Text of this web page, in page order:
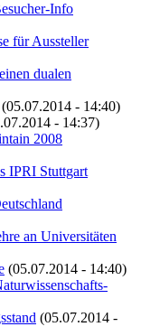
Info
für Aussteller
dualen
(05.07.2014 - 14:40)
- 14:37)
2008
IPRI Stuttgart
an Universitäten
(05.07.2014 - 14:40)
(05.07.2014 -